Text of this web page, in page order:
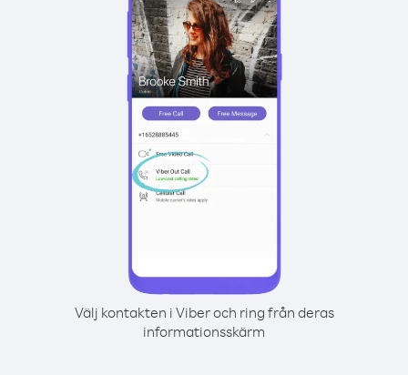
Välj kontakten i Viber och ring från deras
informationsskärm